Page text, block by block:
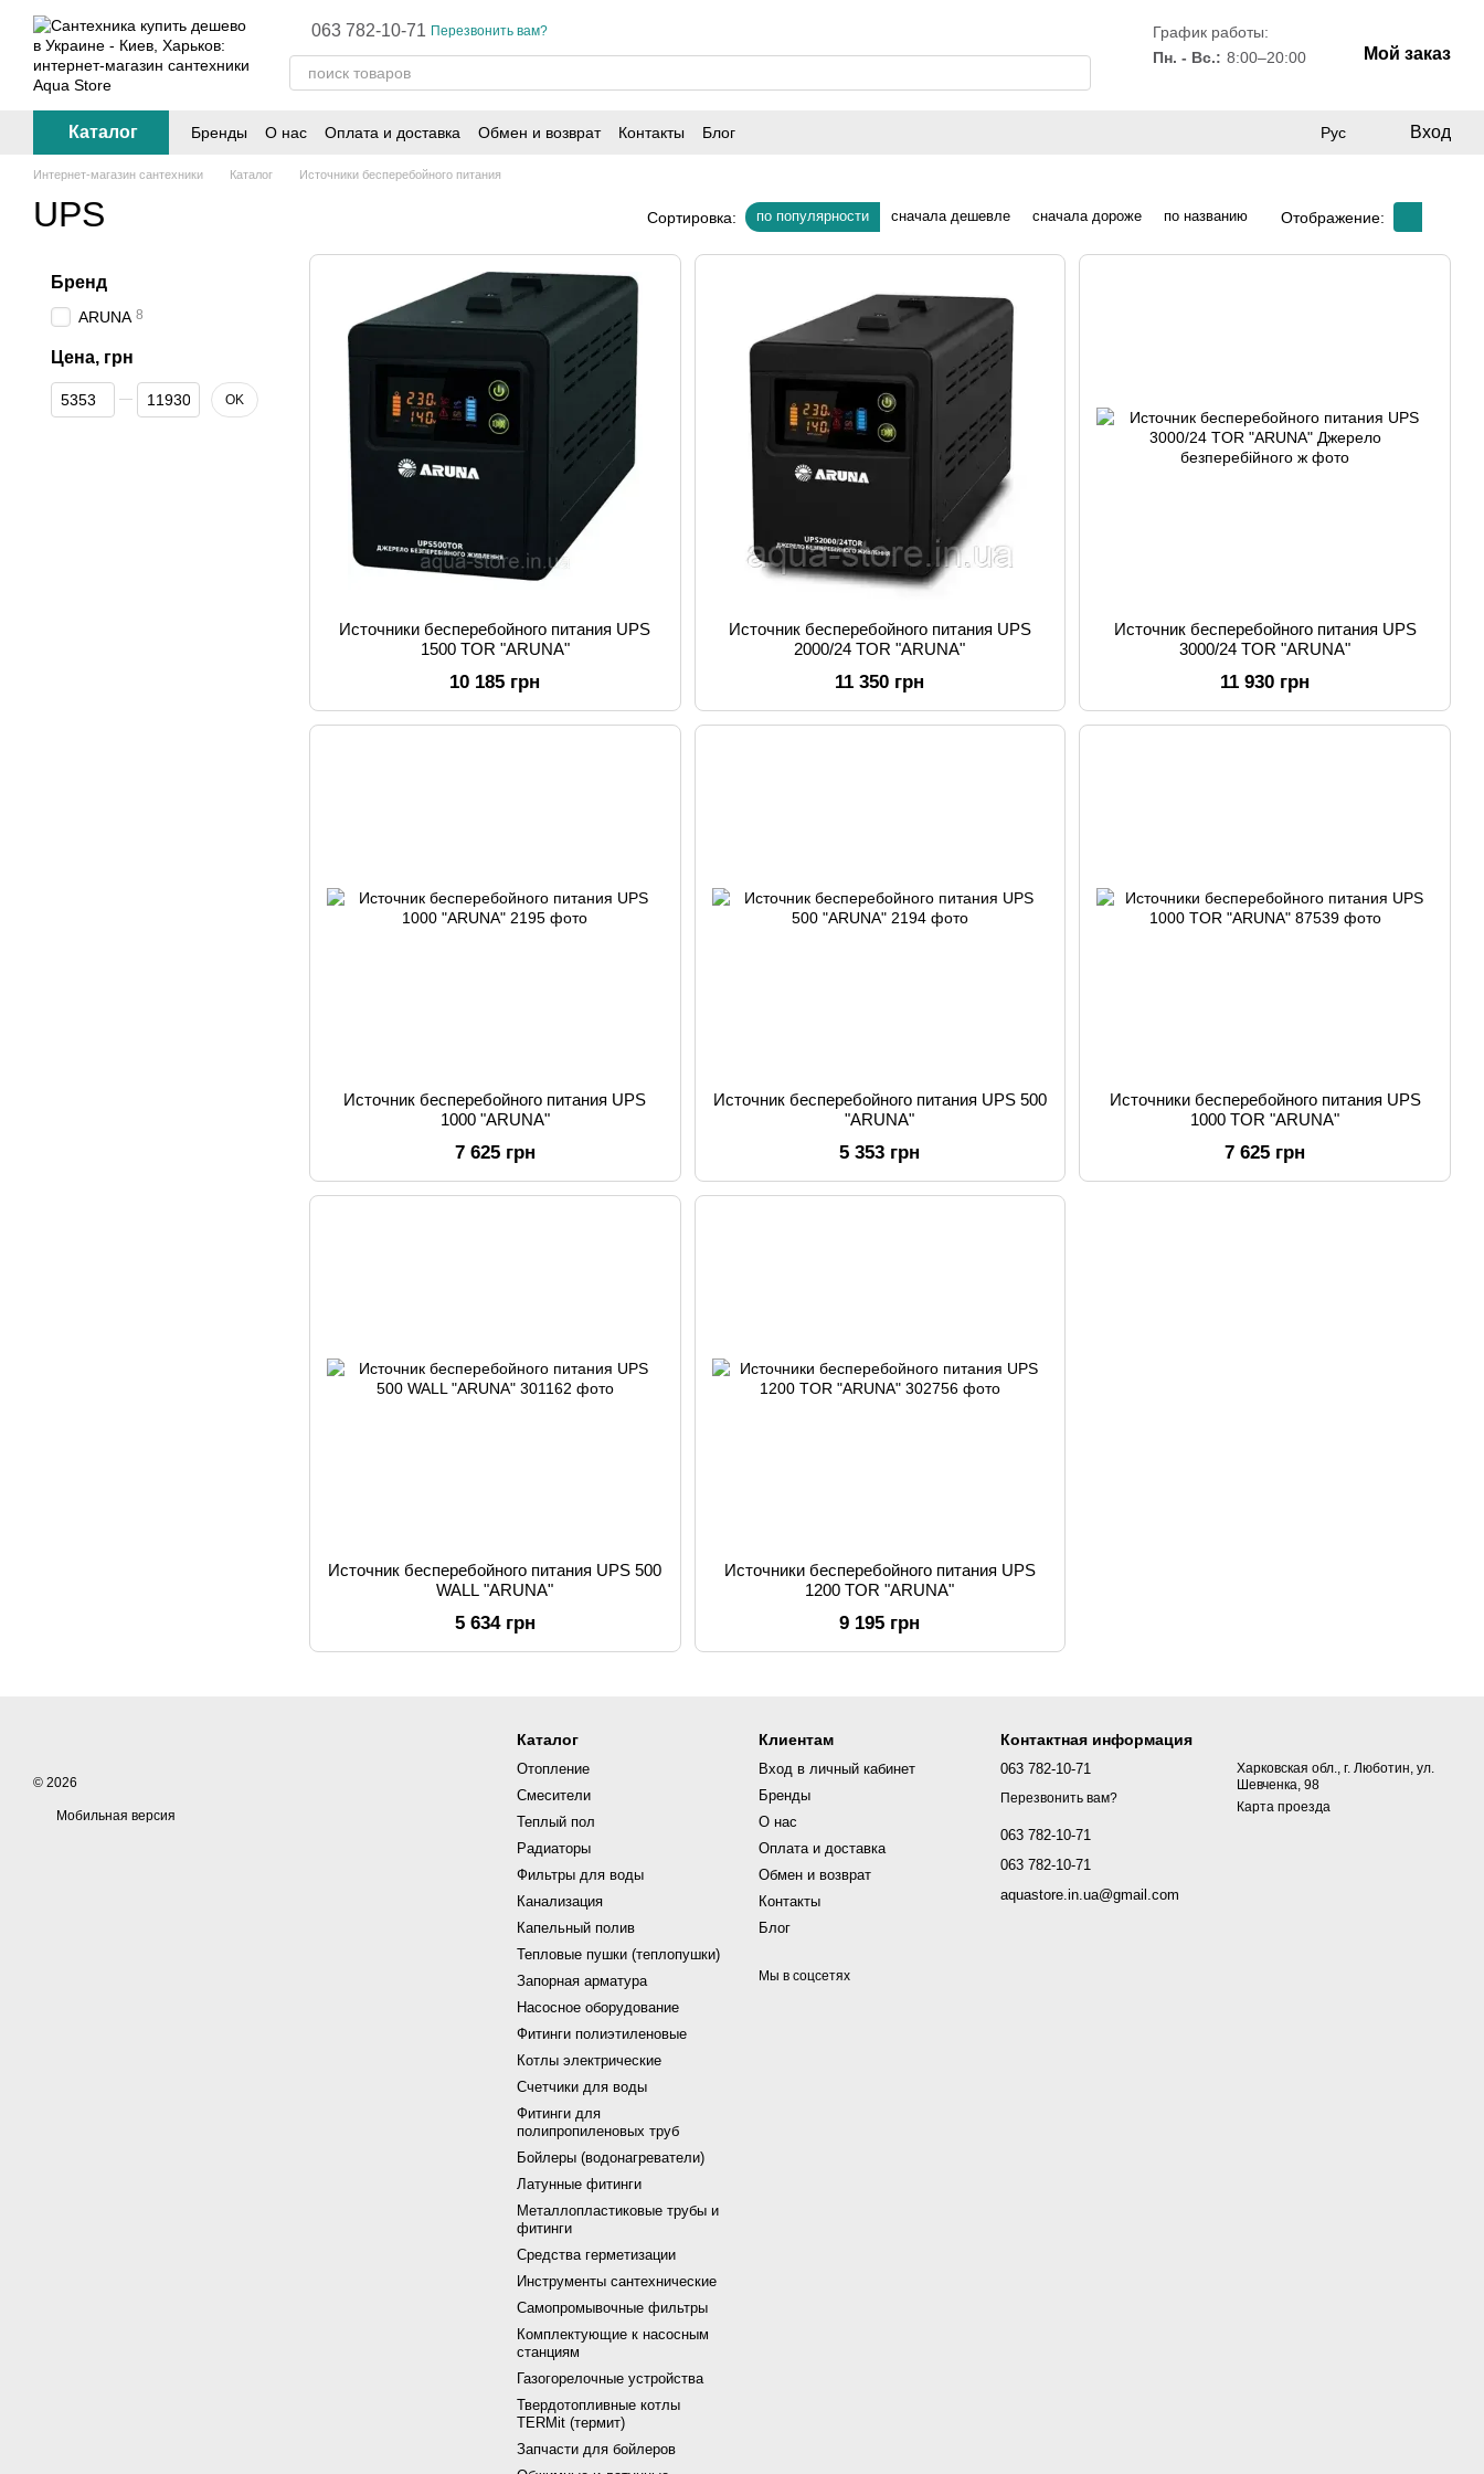
Перейти к основному контенту
063 782-10-71 Перезвонить вам?
График работы:
Пн. - Вс.: 8:00–20:00 Мой заказ
Каталог Бренды О нас Оплата и доставка Обмен и возврат Контакты Блог Рус Вход
Интернет-магазин сантехники Каталог Источники бесперебойного питания
UPS Сортировка: по популярности сначала дешевле сначала дороже по названию Отображение:
Источники бесперебойного питания UPS
1500 TOR "ARUNA"
10 185 грн
Источник бесперебойного питания UPS
2000/24 TOR "ARUNA"
11 350 грн
Источник бесперебойного питания UPS
3000/24 TOR "ARUNA"
11 930 грн
Источник бесперебойного питания UPS
1000 "ARUNA"
7 625 грн
Источник бесперебойного питания UPS 500
"ARUNA"
5 353 грн
Источники бесперебойного питания UPS
1000 TOR "ARUNA"
7 625 грн
Источник бесперебойного питания UPS 500
WALL "ARUNA"
5 634 грн
Источники бесперебойного питания UPS
1200 TOR "ARUNA"
9 195 грн
Бренд
ARUNA 8
Цена, грн
От Цена, грн
До Цена, грн OK
© 2026
Мобильная версия
Каталог
Отопление
Смесители
Теплый пол
Радиаторы
Фильтры для воды
Канализация
Капельный полив
Тепловые пушки (теплопушки)
Запорная арматура
Насосное оборудование
Фитинги полиэтиленовые
Котлы электрические
Счетчики для воды
Фитинги для
полипропиленовых труб
Бойлеры (водонагреватели)
Латунные фитинги
Металлопластиковые трубы и
фитинги
Средства герметизации
Инструменты сантехнические
Самопромывочные фильтры
Комплектующие к насосным
станциям
Газогорелочные устройства
Твердотопливные котлы
TERMit (термит)
Запчасти для бойлеров
Клиентам
Вход в личный кабинет
Бренды
О нас
Оплата и доставка
Обмен и возврат
Контакты
Блог
Мы в соцсетях
Контактная информация
063 782-10-71
Перезвонить вам?
063 782-10-71
063 782-10-71
aquastore.in.ua@gmail.com
Харковская обл., г. Люботин, ул.
Шевченка, 98
Карта проезда